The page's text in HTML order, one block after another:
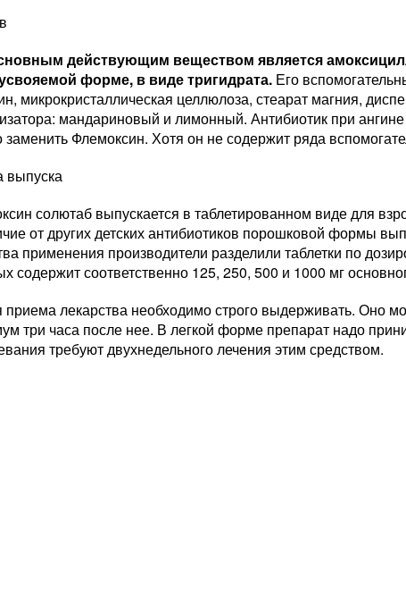
действующим веществом является
форме, в виде тригидрата. Его
микрокристаллическая целлюлоза, стеарат магния,
мандариновый и лимонный. Антибиотик при
Флемоксин. Хотя он не содержит ряда
выпуска
солютаб выпускается в таблетированном виде для
от других детских антибиотиков порошковой формы
применения производители разделили таблетки по
содержит соответственно 125, 250, 500 и 1000 мг
лекарства необходимо строго выдерживать. Оно
три часа после нее. В легкой форме препарат надо
требуют двухнедельного лечения этим средством.